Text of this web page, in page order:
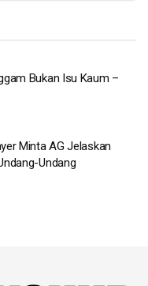
Bukan Isu Kaum –
Minta AG Jelaskan
Undang